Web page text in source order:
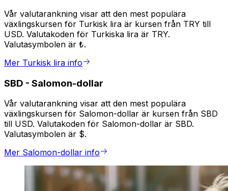
Vår valutarankning visar att den mest populära
växlingskursen för Turkisk lira är kursen från TRY till
USD. Valutakoden för Turkiska lira är TRY.
Valutasymbolen är ₺.
Mer Turkisk lira info
SBD - Salomon-dollar
Vår valutarankning visar att den mest populära
växlingskursen för Salomon-dollar är kursen från SBD
till USD. Valutakoden för Salomon-dollar är SBD.
Valutasymbolen är $.
Mer Salomon-dollar info